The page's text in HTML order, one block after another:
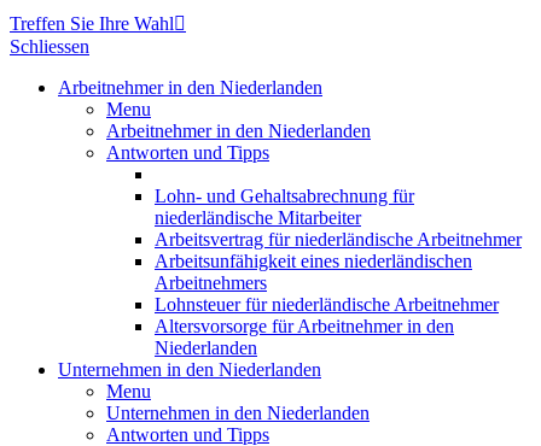
Treffen Sie Ihre Wahl
Schliessen
Arbeitnehmer in den Niederlanden
Menu
Arbeitnehmer in den Niederlanden
Antworten und Tipps
Lohn- und Gehaltsabrechnung für
niederländische Mitarbeiter
Arbeitsvertrag für niederländische Arbeitnehmer
Arbeitsunfähigkeit eines niederländischen
Arbeitnehmers
Lohnsteuer für niederländische Arbeitnehmer
Altersvorsorge für Arbeitnehmer in den
Niederlanden
Unternehmen in den Niederlanden
Menu
Unternehmen in den Niederlanden
Antworten und Tipps